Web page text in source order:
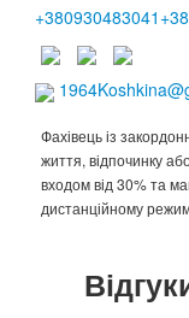
+380930483041
Фахівець із
життя, відпочинку
входом від 30% та
дистанційному